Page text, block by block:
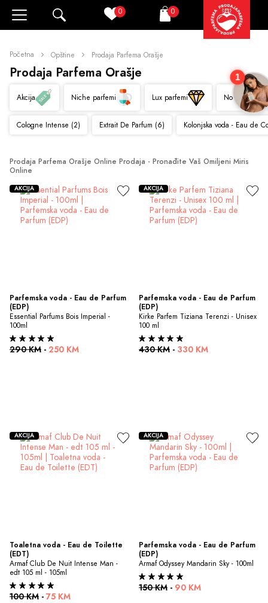
0 Korpa
0
Početna Opštine Prodaja Parfema Orašje
Prodaja Parfema Orašje
Akcija Niche parfemi Lux parfemi Novo
Cologne Intense (2) Extrait De Parfum (6) Kolonjska voda - Eau de
Prodaja Parfema Orašje Online Prodaja - Pronađite Vaš Omiljeni Miris
Online
Parfemska voda - Eau de Parfum
(EDP)
Essential Parfums Bois Imperial -
100ml
290 KM - 250 KM
AKCIJA
Parfemska voda - Eau de Parfum
(EDP)
Kirke Parfem Tiziana Terenzi - Unisex
100 ml
430 KM - 330 KM
AKCIJA
Toaletna voda - Eau de Toilette
(EDT)
Armaf Club De Nuit Intense Man -
edt 105 ml - 105ml
100 KM - 75 KM
AKCIJA
Parfemska voda - Eau de Parfum
(EDP)
Armaf Odyssey Mandarin Sky - 100ml
150 KM - 90 KM
AKCIJA
1